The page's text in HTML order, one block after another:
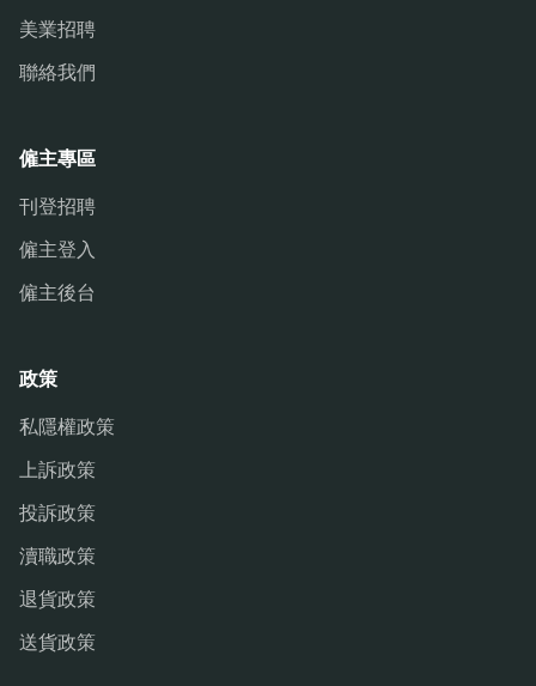
美業招聘
聯絡我們
僱主專區
刊登招聘
僱主登入
僱主後台
政策
私隱權政策
上訴政策
投訴政策
瀆職政策
退貨政策
送貨政策